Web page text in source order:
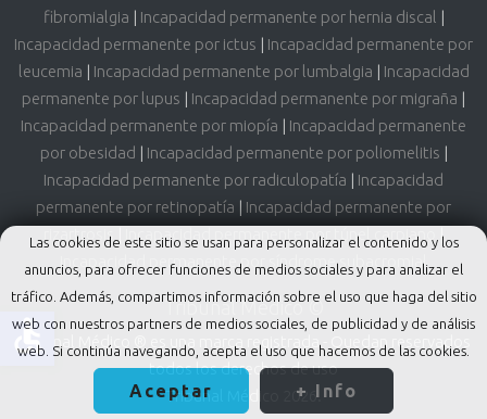
Las cookies de este sitio se usan para personalizar el contenido y los
anuncios, para ofrecer funciones de medios sociales y para analizar el
tráfico. Además, compartimos información sobre el uso que haga del sitio
web con nuestros partners de medios sociales, de publicidad y de análisis
web. Si continúa navegando, acepta el uso que hacemos de las cookies.
Aceptar + Info
fibromialgia | Incapacidad permanente por hernia discal |
Incapacidad permanente por ictus | Incapacidad permanente por
leucemia | Incapacidad permanente por lumbalgia | Incapacidad
permanente por lupus | Incapacidad permanente por migraña |
Incapacidad permanente por miopía | Incapacidad permanente
por obesidad | Incapacidad permanente por poliomelitis |
Incapacidad permanente por radiculopatía | Incapacidad
permanente por retinopatía | Incapacidad permanente por
rizartrosis
Incapacidad permanente por túnel carpiano
|
Incapacidad permanente por síndrome subacromial
Tribunal Médico ©
Tribunal Médico ® es una marca registrada - Quedan reservados
todos los derechos de uso
Tribunal Médico 2026.
accessible